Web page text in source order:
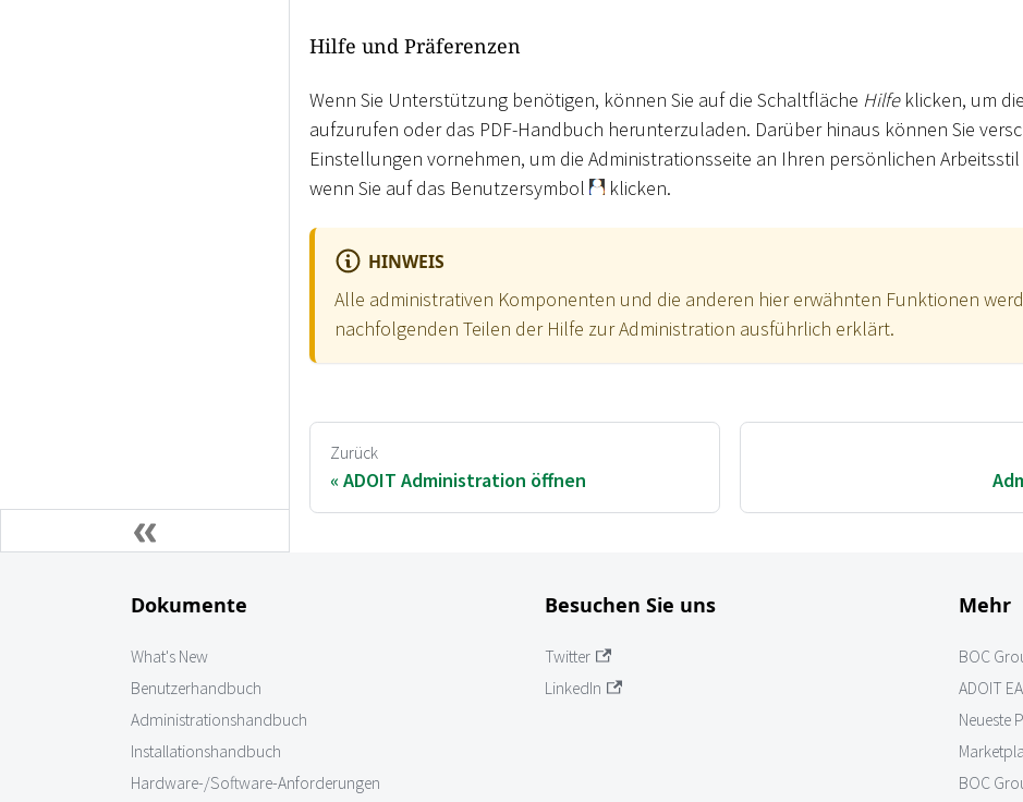
Hilfe und Präferenzen
Wenn Sie Unterstützung benötigen, können Sie auf die Schaltfläche Hilfeklicken, um
aufzurufen oder das PDF-Handbuch herunterzuladen. Darüber hinaus können Sie
Einstellungen vornehmen, um die Administrationsseite an Ihren persönlichen
wenn Sie auf das Benutzersymbol
klicken.
HINWEIS
Alle administrativen Komponenten und die anderen hier erwähnten Funktionen
nachfolgenden Teilen der Hilfe zur Administration ausführlich erklärt.
Zurück
ADOIT Administration öffnen
Dokumente
What's New
Benutzerhandbuch
Administrationshandbuch
Installationshandbuch
Hardware-/Software-Anforderungen
Besuchen Sie uns
Twitter
LinkedIn
Mehr
BOC
ADOIT
Neueste
BOC